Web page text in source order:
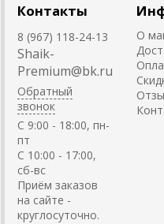
Контакты
8 (967) 118-24-13
Shaik-
Premium@bk.ru
Обратный
звонок
C 9:00 - 18:00, пн-
пт
С 10:00 - 17:00,
сб-вс
Приём заказов
на сайте -
круглосуточно.
О